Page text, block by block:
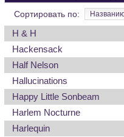
Сортировать по:
H & H
Hackensack
Half Nelson
Hallucinations
Happy Little Sonbeam
Harlem Nocturne
Harlequin